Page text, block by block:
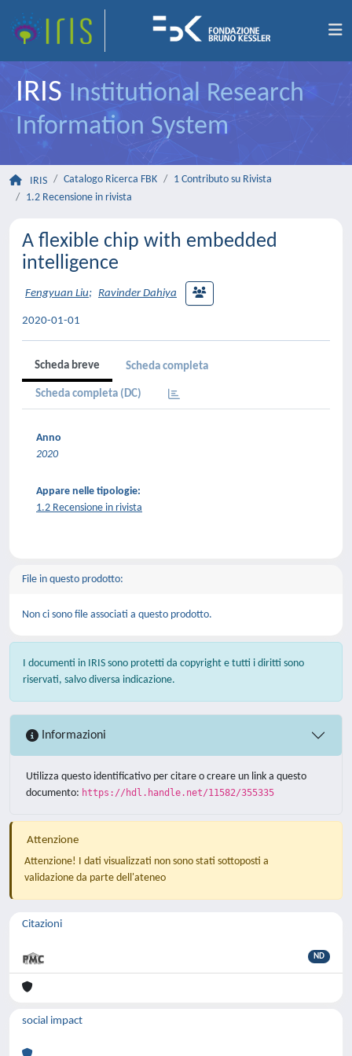
IRIS Institutional Research
Information System
IRIS Catalogo Ricerca FBK
1 Contributo su Rivista
1.2 Recensione in rivista
A flexible chip with embedded
intelligence
Fengyuan Liu; Ravinder Dahiya
2020-01-01
Scheda breve Scheda completa
Scheda completa (DC)
Anno
2020
Appare nelle tipologie:
1.2 Recensione in rivista
File in questo prodotto:
Non ci sono file associati a questo prodotto.
I documenti in IRIS sono protetti da copyright e tutti i diritti sono
riservati, salvo diversa indicazione.
Informazioni
Utilizza questo identificativo per citare o creare un link a questo
documento: https://hdl.handle.net/11582/355335
Attenzione
Attenzione! I dati visualizzati non sono stati sottoposti a
validazione da parte dell'ateneo
Citazioni
ND
social impact